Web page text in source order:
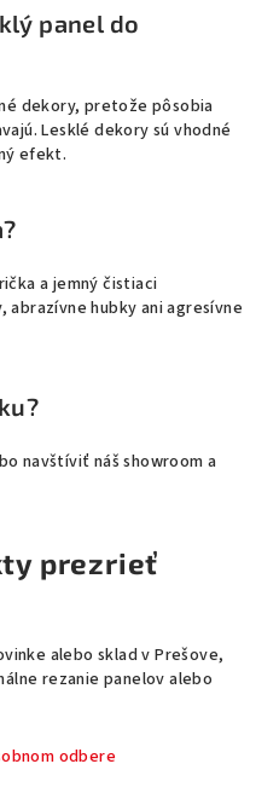
panel do
dekory, pretože pôsobia
Lesklé dekory sú vhodné
efekt.
a jemný čistiaci
hubky ani agresívne
navštíviť náš showroom a
prezrieť
alebo sklad v Prešove,
rezanie panelov alebo
odbere